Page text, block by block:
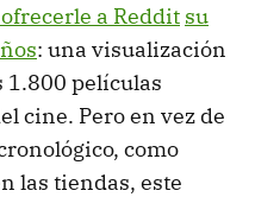
a Reddit su
: una visualización
1.800 películas
cine. Pero en vez de
como
las tiendas, este